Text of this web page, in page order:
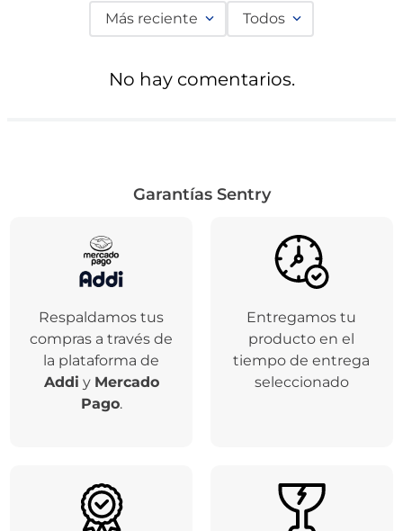
Más reciente Todos
No hay comentarios.
Garantías Sentry
Respaldamos tus
compras a través de
la plataforma de
Addi y Mercado
Pago.
Entregamos tu
producto en el
tiempo de entrega
seleccionado